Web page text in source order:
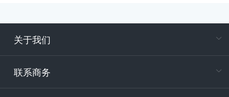
企业
互提
日公
关于我们
联系商务
电